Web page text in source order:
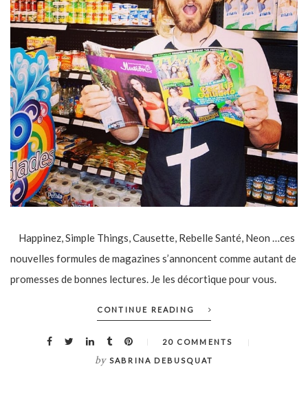
Happinez, Simple Things, Causette, Rebelle Santé, Neon …ces
nouvelles formules de magazines s’annoncent comme autant de
promesses de bonnes lectures. Je les décortique pour vous.
CONTINUE READING
20 COMMENTS
by SABRINA DEBUSQUAT